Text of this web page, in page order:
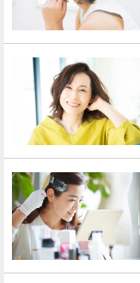
ト
ピ
ライフスタイル
ソーシャル
アイテム
Facebook
で
シ